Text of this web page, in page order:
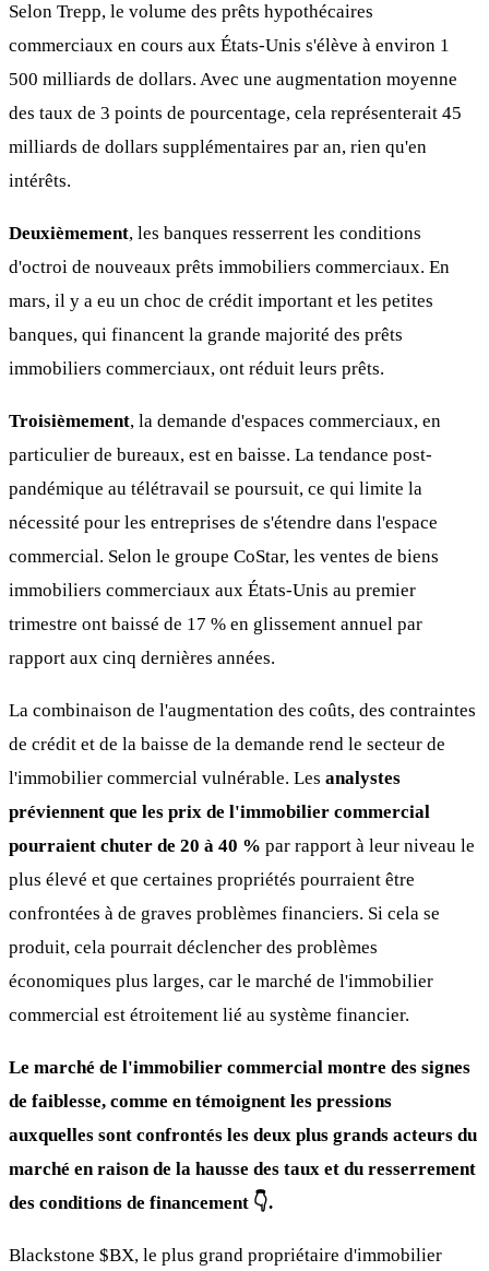
Selon Trepp, le volume des prêts hypothécaires
commerciaux en cours aux États-Unis s'élève à environ 1
500 milliards de dollars. Avec une augmentation moyenne
des taux de 3 points de pourcentage, cela représenterait 45
milliards de dollars supplémentaires par an, rien qu'en
intérêts.
Deuxièmement, les banques resserrent les conditions
d'octroi de nouveaux prêts immobiliers commerciaux. En
mars, il y a eu un choc de crédit important et les petites
banques, qui financent la grande majorité des prêts
immobiliers commerciaux, ont réduit leurs prêts.
Troisièmement, la demande d'espaces commerciaux, en
particulier de bureaux, est en baisse. La tendance post-
pandémique au télétravail se poursuit, ce qui limite la
nécessité pour les entreprises de s'étendre dans l'espace
commercial. Selon le groupe CoStar, les ventes de biens
immobiliers commerciaux aux États-Unis au premier
trimestre ont baissé de 17 % en glissement annuel par
rapport aux cinq dernières années.
La combinaison de l'augmentation des coûts, des contraintes
de crédit et de la baisse de la demande rend le secteur de
l'immobilier commercial vulnérable. Les analystes
préviennent que les prix de l'immobilier commercial
pourraient chuter de 20 à 40 % par rapport à leur niveau le
plus élevé et que certaines propriétés pourraient être
confrontées à de graves problèmes financiers. Si cela se
produit, cela pourrait déclencher des problèmes
économiques plus larges, car le marché de l'immobilier
commercial est étroitement lié au système financier.
Le marché de l'immobilier commercial montre des signes
de faiblesse, comme en témoignent les pressions
auxquelles sont confrontés les deux plus grands acteurs du
marché en raison de la hausse des taux et du resserrement
des conditions de financement 👇.
Blackstone $BX, le plus grand propriétaire d'immobilier